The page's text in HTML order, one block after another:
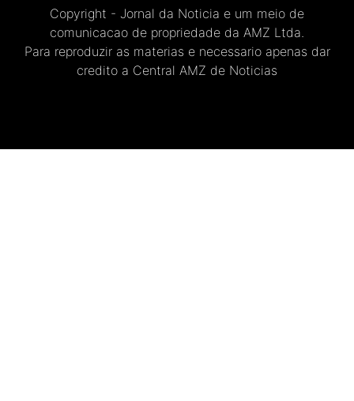
Copyright - Jornal da Noticia e um meio de
comunicacao de propriedade da AMZ Ltda.
Para reproduzir as materias e necessario apenas dar
credito a Central AMZ de Noticias